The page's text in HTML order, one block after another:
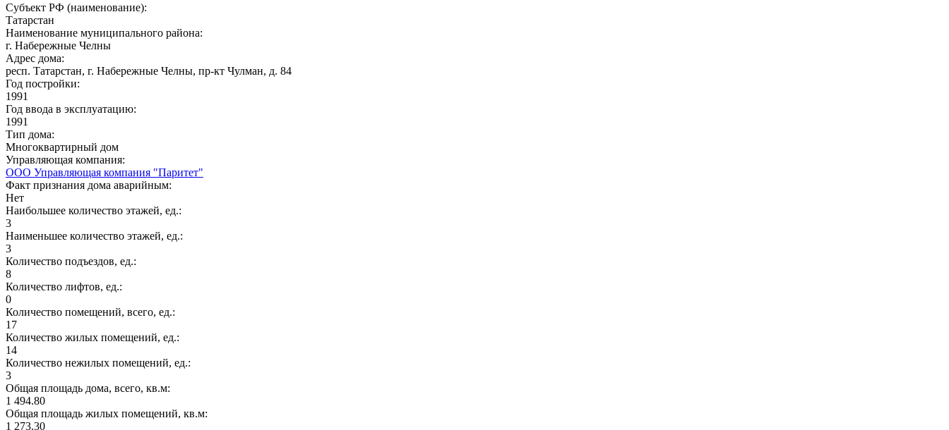
Субъект РФ (наименование):
Татарстан
Наименование муниципального района:
г. Набережные Челны
Адрес дома:
респ. Татарстан, г. Набережные Челны, пр-кт Чулман, д. 84
Год постройки:
1991
Год ввода в эксплуатацию:
1991
Тип дома:
Многоквартирный дом
Управляющая компания:
ООО Управляющая компания "Паритет"
Факт признания дома аварийным:
Нет
Наибольшее количество этажей, ед.:
3
Наименьшее количество этажей, ед.:
3
Количество подъездов, ед.:
8
Количество лифтов, ед.:
0
Количество помещений, всего, ед.:
17
Количество жилых помещений, ед.:
14
Количество нежилых помещений, ед.:
3
Общая площадь дома, всего, кв.м:
1 494.80
Общая площадь жилых помещений, кв.м:
1 273.30